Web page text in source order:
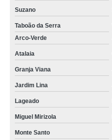
Suzano
Taboão da Serra
Arco-Verde
Atalaia
Granja Viana
Jardim Lina
Lageado
Miguel Mirizola
Monte Santo